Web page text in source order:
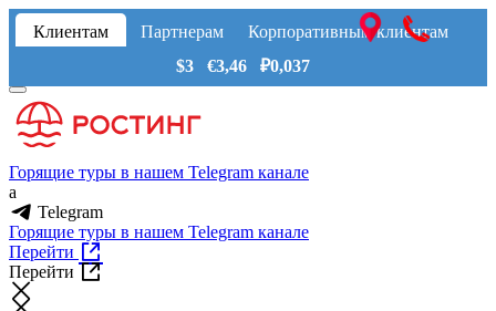
Клиентам Партнерам
Корпоративным клиентам
$3 €3,46 ₽0,037
Горящие туры в нашем Telegram канале
a
Telegram
Горящие туры в нашем Telegram канале
Перейти
Перейти